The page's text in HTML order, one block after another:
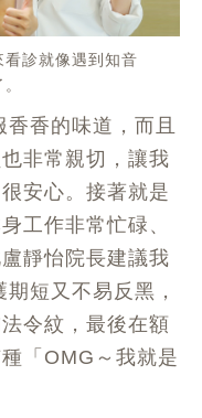
診就像遇到知音
香的味道，而且
非常親切，讓我
安心。接著就是
工作非常忙碌、
靜怡院長建議我
短又不易反黑，
令紋，最後在額
「OMG～我就是